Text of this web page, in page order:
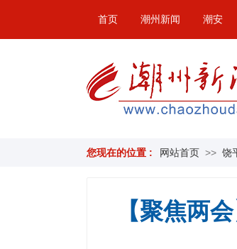
首页 潮州新闻 潮安
您现在的位置 : 网站首页 >> 饶
【聚焦两